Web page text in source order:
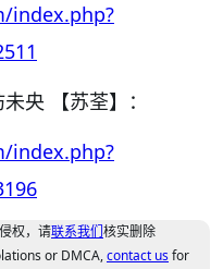
index.php?
央 【苏荃】：
index.php?
权，请联系我们核实删除
or DMCA,contact usfor